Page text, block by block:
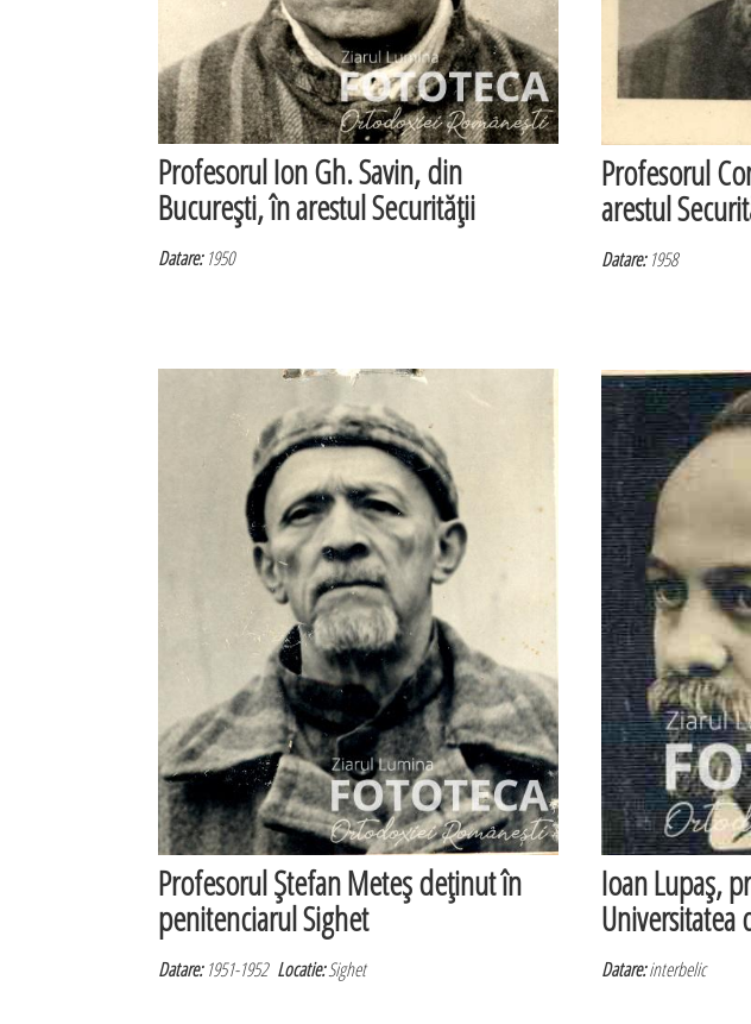
Profesorul
arestul
Datare:1958
Profesorul Ion Gh. Savin, din
Bucureşti, în arestul Securităţii
Datare:1950
Profesorul Ştefan Meteş deţinut în
penitenciarul Sighet
Datare:1951-1952Locatie:Sighet
Ioan Lupaş,
Universitatea
Datare:interbelic